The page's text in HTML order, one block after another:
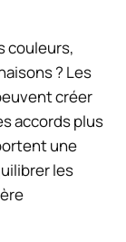
couleurs,
? Les
créer
accords plus
une
les